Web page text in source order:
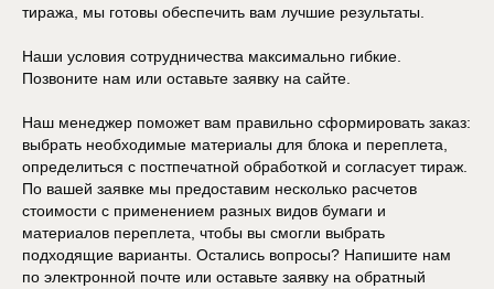
тиража, мы готовы обеспечить вам лучшие результаты.
Наши условия сотрудничества максимально гибкие.
Позвоните нам или оставьте заявку на сайте.
Наш менеджер поможет вам правильно сформировать заказ:
выбрать необходимые материалы для блока и переплета,
определиться с постпечатной обработкой и согласует тираж.
По вашей заявке мы предоставим несколько расчетов
стоимости с применением разных видов бумаги и
материалов переплета, чтобы вы смогли выбрать
подходящие варианты. Остались вопросы? Напишите нам
по электронной почте или оставьте заявку на обратный